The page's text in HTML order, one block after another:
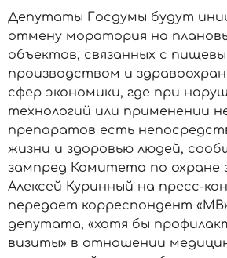
Депутаты Госдумы будут
отмену моратория на
объектов, связанных с
производством и
сфер экономики, где при
технологий или применении
препаратов есть
жизни и здоровью людей,
зампред Комитета по охране
Алексей Куринный на пресс-
передает корреспондент
депутата, «хотя бы
визиты» в отношении